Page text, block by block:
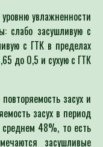
увлажненности
слабо засушливую с
с ГТК в пределах
до 0,5 и сухую с ГТК
засух и
засух в период
среднем 48%, то есть
засушливые